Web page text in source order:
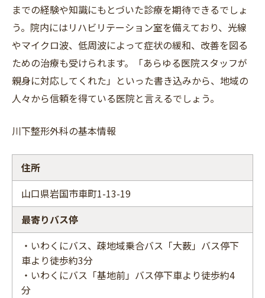
までの経験や知識にもとづいた診療を期待できるでしょ
う。院内にはリハビリテーション室を備えており、光線
やマイクロ波、低周波によって症状の緩和、改善を図る
ための治療も受けられます。「あらゆる医院スタッフが
親身に対応してくれた」といった書き込みから、地域の
人々から信頼を得ている医院と言えるでしょう。
川下整形外科の基本情報
住所
山口県岩国市車町1-13-19
最寄りバス停
・いわくにバス、疎地域乗合バス「大薮」バス停下
車より徒歩約3分
・いわくにバス「基地前」バス停下車より徒歩約4
分